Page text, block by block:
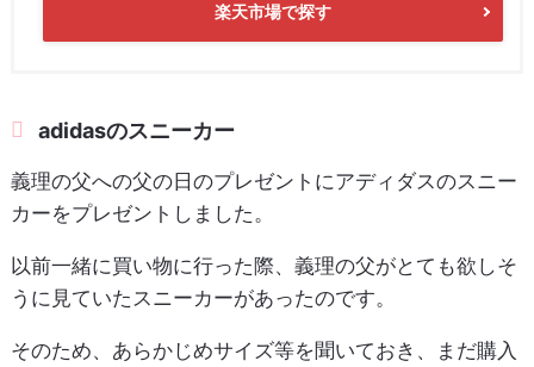
楽天市場で探す
adidasのスニーカー
義理の父への父の日のプレゼントにアディダスのスニー
カーをプレゼントしました。
以前一緒に買い物に行った際、義理の父がとても欲しそ
うに見ていたスニーカーがあったのです。
そのため、あらかじめサイズ等を聞いておき、まだ購入